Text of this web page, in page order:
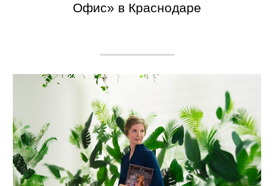
Офис» в Краснодаре